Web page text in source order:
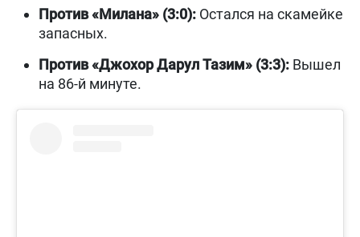
Против «Милана» (3:0): Остался на скамейке
запасных.
Против «Джохор Дарул Тазим» (3:3): Вышел
на 86-й минуте.